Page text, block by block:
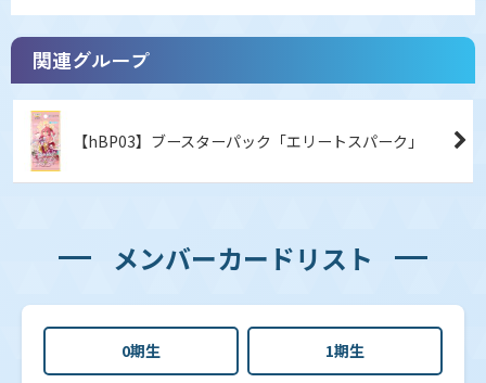
関連グループ
【hBP03】ブースターパック「エリートスパーク」
メンバーカードリスト
0期生 1期生